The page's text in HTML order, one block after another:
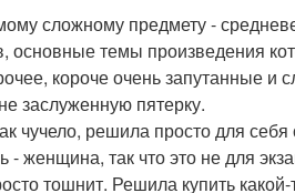
сложному предмету -
основные темы произведения
короче очень запутанные и
заслуженную пятерку.
чучело, решила просто для
женщина, так что это не для
тошнит. Решила купить